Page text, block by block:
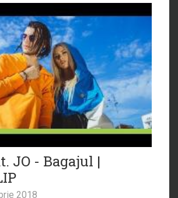
JO - Bagajul |
2018